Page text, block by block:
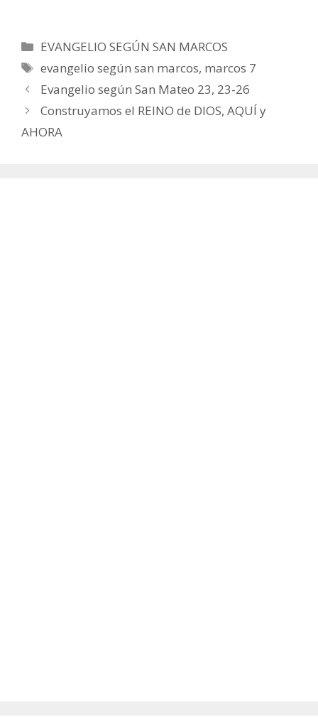
Categorías
EVANGELIO SEGÚN SAN MARCOS
Etiquetas
evangelio según san marcos, marcos 7
Evangelio según San Mateo 23, 23-26
Construyamos el REINO de DIOS, AQUÍ y
AHORA